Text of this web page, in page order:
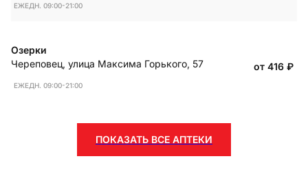
ЕЖЕДН. 09:00-21:00
Озерки
Череповец, улица Максима Горького, 57
ЕЖЕДН. 09:00-21:00
от 416 ₽
ПОКАЗАТЬ ВСЕ АПТЕКИ